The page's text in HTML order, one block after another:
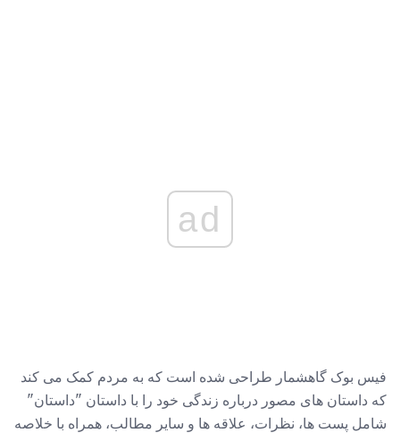
ad
فیس بوک گاهشمار طراحی شده است که به مردم کمک می کند
که داستان های مصور درباره زندگی خود را با داستان "داستان"
شامل پست ها، نظرات، علاقه ها و سایر مطالب، همراه با خلاصه